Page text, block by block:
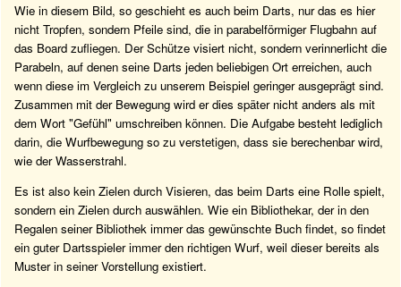
Wie in diesem Bild, so geschieht es auch beim Darts, nur das es hier
nicht Tropfen, sondern Pfeile sind, die in parabelförmiger Flugbahn auf
das Board zufliegen. Der Schütze visiert nicht, sondern verinnerlicht die
Parabeln, auf denen seine Darts jeden beliebigen Ort erreichen, auch
wenn diese im Vergleich zu unserem Beispiel geringer ausgeprägt sind.
Zusammen mit der Bewegung wird er dies später nicht anders als mit
dem Wort "Gefühl" umschreiben können. Die Aufgabe besteht lediglich
darin, die Wurfbewegung so zu verstetigen, dass sie berechenbar wird,
wie der Wasserstrahl.
Es ist also kein Zielen durch Visieren, das beim Darts eine Rolle spielt,
sondern ein Zielen durch auswählen. Wie ein Bibliothekar, der in den
Regalen seiner Bibliothek immer das gewünschte Buch findet, so findet
ein guter Dartsspieler immer den richtigen Wurf, weil dieser bereits als
Muster in seiner Vorstellung existiert.